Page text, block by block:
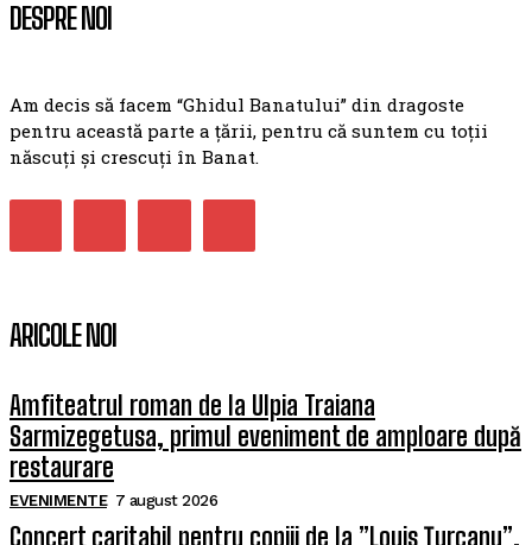
DESPRE NOI
Am decis să facem “Ghidul Banatului” din dragoste
pentru această parte a țării, pentru că suntem cu toții
născuți și crescuți în Banat.
ARICOLE NOI
Amfiteatrul roman de la Ulpia Traiana
Sarmizegetusa, primul eveniment de amploare după
restaurare
EVENIMENTE 7 august 2026
Concert caritabil pentru copiii de la ”Louis Țurcanu”.